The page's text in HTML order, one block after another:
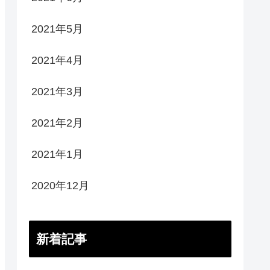
2021年5月
2021年4月
2021年3月
2021年2月
2021年1月
2020年12月
新着記事